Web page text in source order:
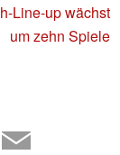
Line-up wächst
um zehn Spiele